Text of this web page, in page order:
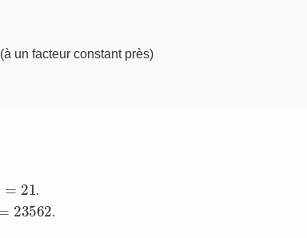
(à un facteur constant près)
21
.
=
.